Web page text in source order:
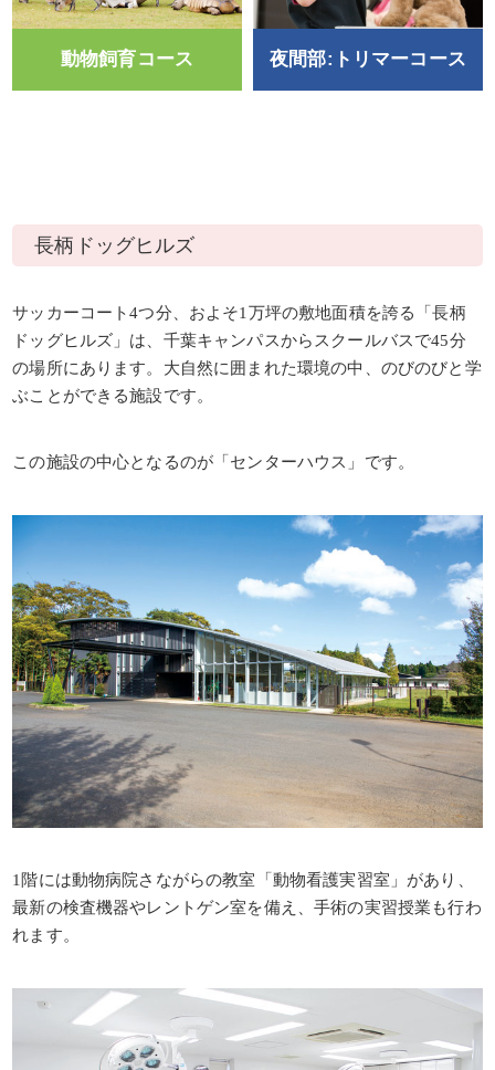
動物飼育コース 夜間部:トリマーコース
長柄ドッグヒルズ
サッカーコート4つ分、およそ1万坪の敷地面積を誇る「長柄
ドッグヒルズ」は、千葉キャンパスからスクールバスで45分
の場所にあります。大自然に囲まれた環境の中、のびのびと学
ぶことができる施設です。
この施設の中心となるのが「センターハウス」です。
1階には動物病院さながらの教室「動物看護実習室」があり、
最新の検査機器やレントゲン室を備え、手術の実習授業も行わ
れます。